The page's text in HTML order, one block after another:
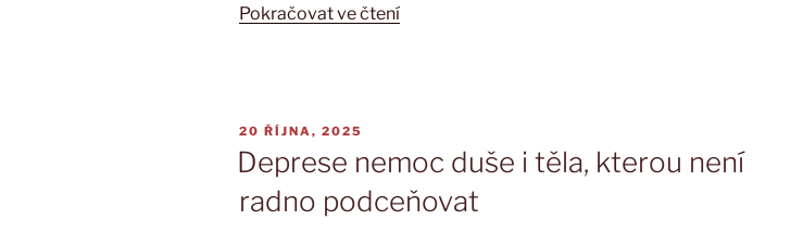
Pokračovat ve čtení„Co
ji
rozpoznat,
PUBLIKOVÁNO
20 ŘÍJNA, 2025
Deprese nemoc duše i těla, kterou není
radno podceňovat